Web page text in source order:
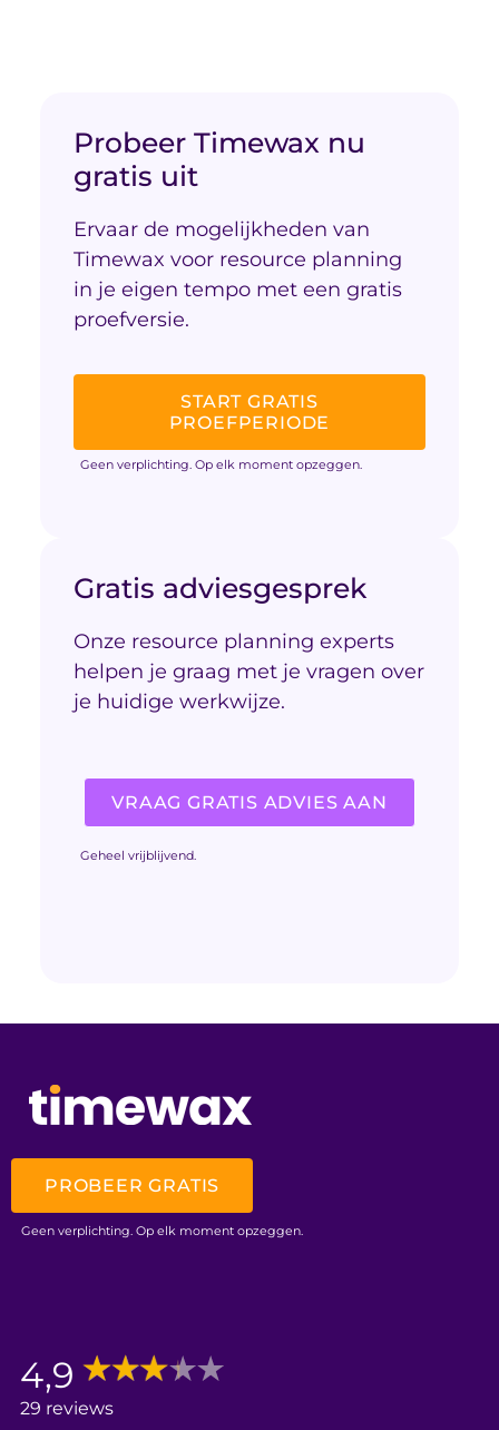
Probeer Timewax nu
gratis uit
Ervaar de mogelijkheden van
Timewax voor resource planning
in je eigen tempo met een gratis
proefversie.
START GRATIS
PROEFPERIODE
Geen verplichting. Op elk moment opzeggen.
Gratis adviesgesprek
Onze resource planning experts
helpen je graag met je vragen over
je huidige werkwijze.
VRAAG GRATIS ADVIES AAN
Geheel vrijblijvend.
PROBEER GRATIS
Geen verplichting. Op elk moment opzeggen.
4,9
29 reviews